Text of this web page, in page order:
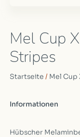
Mel Cup
Stripes
Startseite / Mel
Informationen
Hübscher